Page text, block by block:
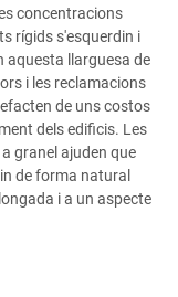
concentracions
rígids s'esquerdin i
aquesta llarguesa de
i les reclamacions
de uns costos
dels edificis. Les
granel ajuden que
de forma natural
i a un aspecte